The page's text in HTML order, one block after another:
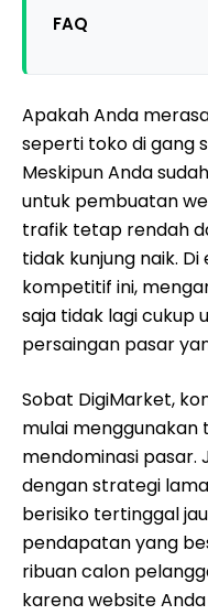
FAQ
Apakah Anda
seperti toko di gang
Meskipun Anda
untuk pembuatan
trafik tetap rendah
tidak kunjung naik.
kompetitif ini,
saja tidak lagi cukup
persaingan pasar
Sobat DigiMarket,
mulai
mendominasi
dengan strategi
berisiko tertinggal
pendapatan yang
ribuan calon
karena website